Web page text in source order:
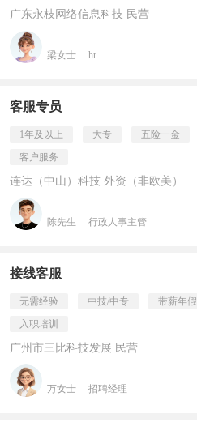
广东永枝网络信息科技 民营
梁女士 hr
客服专员
1年及以上 大专 五险一金
客户服务
连达（中山）科技 外资（非欧美）
陈先生 行政人事主管
接线客服
无需经验 中技/中专 带薪年假
入职培训
广州市三比科技发展 民营
万女士 招聘经理